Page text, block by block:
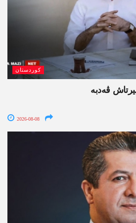
کوردستان
ڤەدبە
2026-08-08